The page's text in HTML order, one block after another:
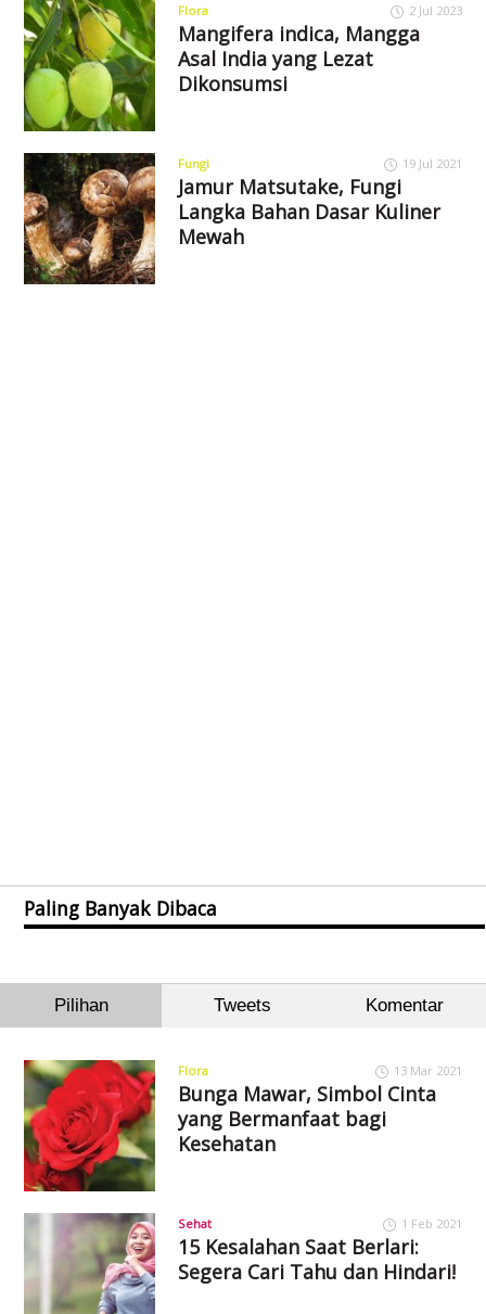
Flora 2 Jul 2023
Mangifera indica, Mangga
Asal India yang Lezat
Dikonsumsi
Fungi 19 Jul 2021
Jamur Matsutake, Fungi
Langka Bahan Dasar Kuliner
Mewah
Paling Banyak Dibaca
Pilihan Tweets Komentar
Flora 13 Mar 2021
Bunga Mawar, Simbol Cinta
yang Bermanfaat bagi
Kesehatan
Sehat 1 Feb 2021
15 Kesalahan Saat Berlari:
Segera Cari Tahu dan Hindari!